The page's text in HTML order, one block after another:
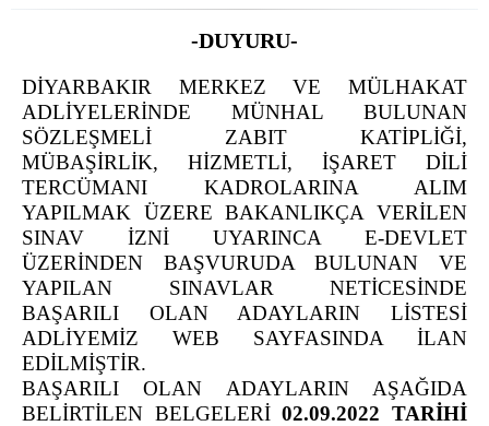
MEDYA İLETİŞİM BÜROSU
CEZA İNFAZ KURUMLARI
Diyarbakır 1 Nolu T Tipi Kapalı Ceza İnfaz Kurumu
Diyarbakır 2 Nolu T Tipi Kapalı Ceza İnfaz Kurumu
Diyarbakır 3 Nolu T Tipi Kapalı Ceza İnfaz Kurumu
Diyarbakır 4 Nolu T Tipi Kapalı Ceza İnfaz Kurumu
Diyarbakır Kadın Kapalı Ceza İnfaz Kurumu
Diyarbakır Çocuk ve Gençlik Kapalı Ceza İnfaz
Kurumu
Diyarbakır 1 Nolu Yüksek Güvenlikli Kapalı Ceza
İnfaz Kurumu
Diyarbakır 2 Nolu Yüksek Güvenlikli Kapalı Ceza
İnfaz Kurumu
TELEFON REHBERİ
-DUYURU-
DİYARBAKIR MERKEZ VE MÜLHAKAT
ADLİYELERİNDE MÜNHAL BULUNAN
SÖZLEŞMELİ ZABIT KATİPLİĞİ,
MÜBAŞİRLİK, HİZMETLİ, İŞARET DİLİ
TERCÜMANI KADROLARINA ALIM
YAPILMAK ÜZERE BAKANLIKÇA VERİLEN
SINAV İZNİ UYARINCA E-DEVLET
ÜZERİNDEN BAŞVURUDA BULUNAN VE
YAPILAN SINAVLAR NETİCESİNDE
BAŞARILI OLAN ADAYLARIN LİSTESİ
ADLİYEMİZ WEB SAYFASINDA İLAN
EDİLMİŞTİR.
BAŞARILI OLAN ADAYLARIN AŞAĞIDA
BELİRTİLEN BELGELERİ02.09.2022 TARİHİ